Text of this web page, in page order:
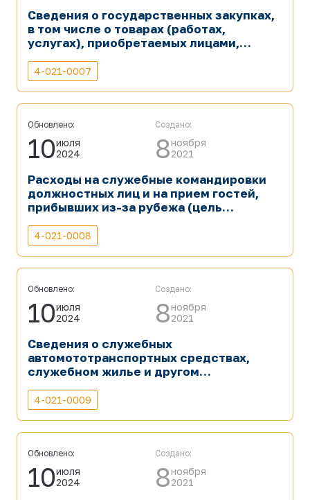
Сведения о государственных закупках,
в том числе о товарах (работах,
услугах), приобретаемых лицами,
закупки по прямым договорам.
4-021-0007
Обновлено:
10июля
2024
Создано:
8ноября
2021
Расходы на служебные командировки
должностных лиц и на прием гостей,
прибывших из-за рубежа (цель
расходы на суточные, транспорт и на
проживание (за исключением
пользования).
4-021-0008
Обновлено:
10июля
2024
Создано:
8ноября
2021
Сведения о служебных
автомототранспортных средствах,
служебном жилье и другом
в распоряжении государственных
органов и организаций (за исключением
специальных службах).
4-021-0009
Обновлено:
10июля
2024
Создано:
8ноября
2021